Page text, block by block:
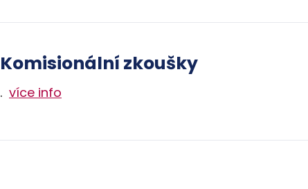
Komisionální zkoušky
. více info